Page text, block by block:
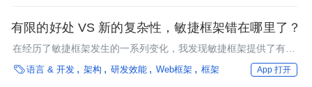
有限的好处 VS 新的复杂性，敏捷框架错在哪里了？
在经历了敏捷框架发生的一系列变化，我发现敏捷框架提供了有限
的好处，但也带来了新的复杂性。
语言 & 开发 架构 研发效能 Web框架 框架 App 打开